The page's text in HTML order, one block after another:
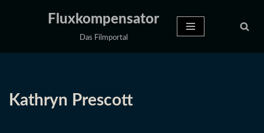
Fluxkompensator
Das Filmportal
Kathryn Prescott